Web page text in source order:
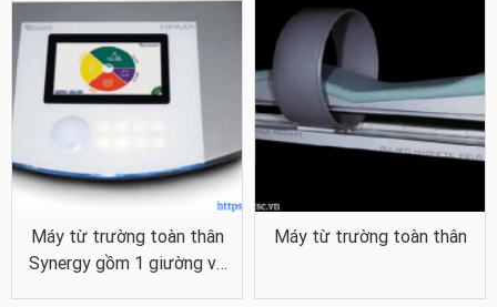
Máy từ trường toàn thân
Synergy gồm 1 giường và
Máy từ trường toàn thân